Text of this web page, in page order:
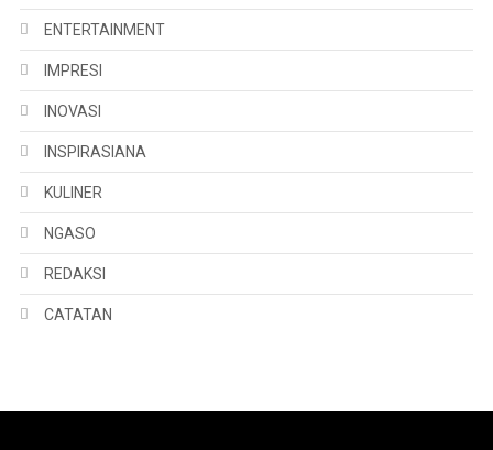
ENTERTAINMENT
IMPRESI
INOVASI
INSPIRASIANA
KULINER
NGASO
REDAKSI
CATATAN